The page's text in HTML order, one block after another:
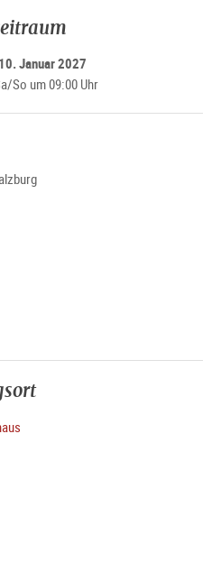
Januar 2027
So um 09:00 Uhr